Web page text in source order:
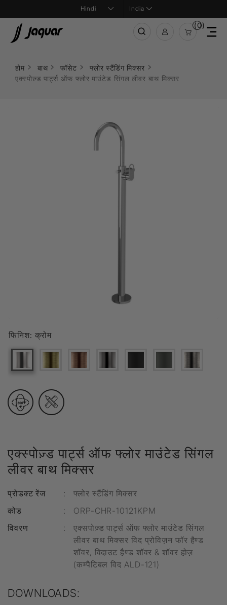
India
(0)
होम बाथ फॉसेट
फ्लोर स्टैंडिंग मिक्सर
एक्स्पोज़्ड पार्ट्स ऑफ फ्लोर माउंटेड सिंगल लीवर बाथ मिक्सर
एक्स्पोज़्ड पार्ट्स ऑफ फ्लोर माउंटेड सिंगल
लीवर बाथ मिक्सर
प्रोडक्ट रेंज :
फ्लोर स्टैंडिंग मिक्सर
कोड
:
ORP-CHR-10121KPM
विवरण
:
एक्सपोज़्ड पार्ट्स ऑफ फ्लोर माउंटेड सिंगल
लीवर बाथ मिक्सर विद प्रोविज़न फॉर हैण्ड
शॉवर, विदाउट हैण्ड शॉवर & शॉवर होज़
(कम्पैटिबल विद ALD-121)
फिनिश: क्रोम
DOWNLOADS: